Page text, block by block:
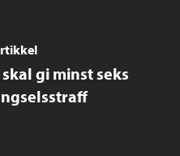
gi minst seks